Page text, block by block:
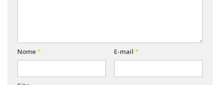
Nome* E-mail *